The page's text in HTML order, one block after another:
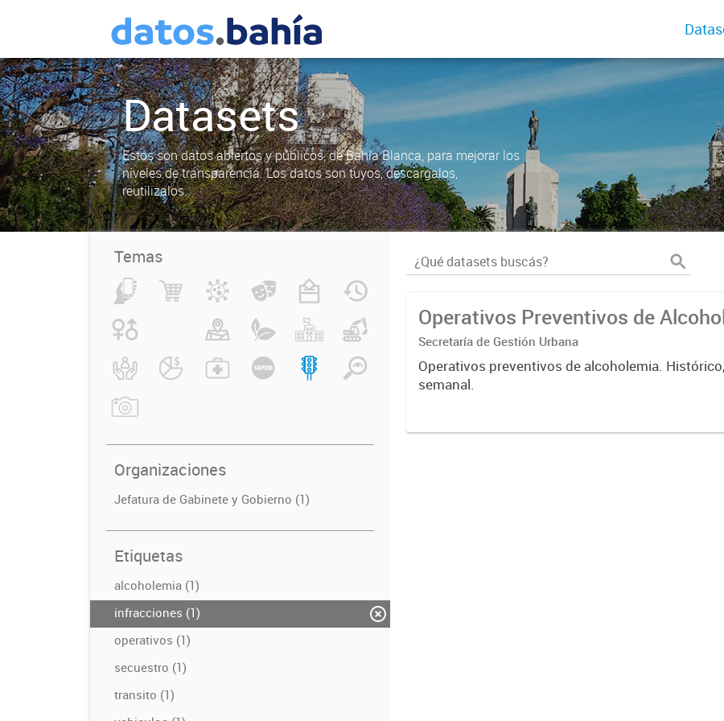
Datasets
Estos son datos abiertos y públicos, de Bahía Blanca, para mejorar los
niveles de transparencia. Los datos son tuyos, descargalos,
reutilizalos.
Temas
Organizaciones
Jefatura de Gabinete y Gobierno (1)
Etiquetas
alcoholemia (1)
infracciones (1)
operativos (1)
secuestro (1)
transito (1)
Operativos Preventivos de
Secretaría de Gestión Urbana
Operativos preventivos de alcoholemia.
semanal.